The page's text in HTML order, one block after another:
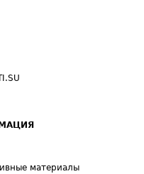
материалы